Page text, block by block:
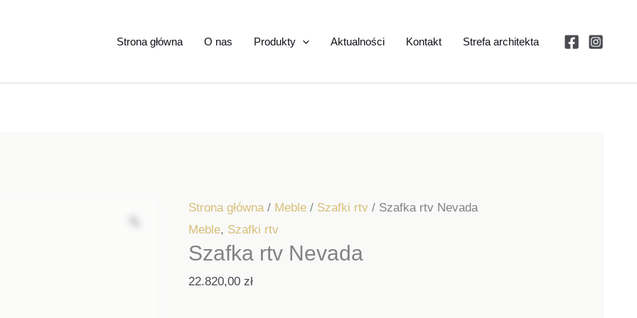
Strona główna O nas Produkty Aktualności Kontakt Strefa architekta
Strona główna/ Meble/ Szafki rtv/ Szafka rtv Nevada
Meble, Szafki rtv
Szafka rtv Nevada
22.820,00 zł